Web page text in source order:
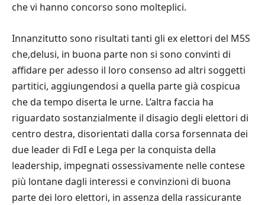
che vi hanno concorso sono molteplici.
Innanzitutto sono risultati tanti gli ex elettori del M5S
che,delusi, in buona parte non si sono convinti di
affidare per adesso il loro consenso ad altri soggetti
partitici, aggiungendosi a quella parte già cospicua
che da tempo diserta le urne. L’altra faccia ha
riguardato sostanzialmente il disagio degli elettori di
centro destra, disorientati dalla corsa forsennata dei
due leader di FdI e Lega per la conquista della
leadership, impegnati ossessivamente nelle contese
più lontane dagli interessi e convinzioni di buona
parte dei loro elettori, in assenza della rassicurante